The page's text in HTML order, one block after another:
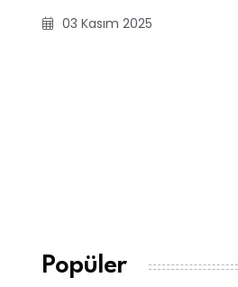
03 Kasım 2025
Popüler